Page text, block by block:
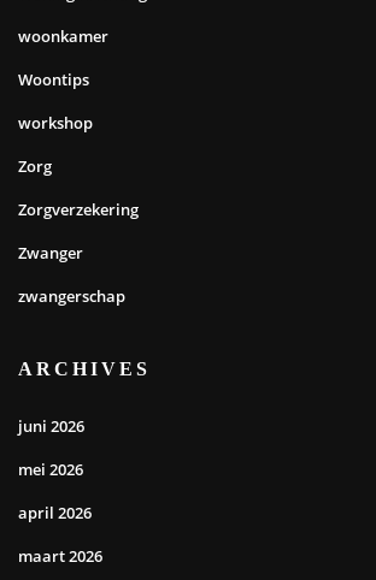
woonkamer
Woontips
workshop
Zorg
Zorgverzekering
Zwanger
zwangerschap
ARCHIVES
juni 2026
mei 2026
april 2026
maart 2026